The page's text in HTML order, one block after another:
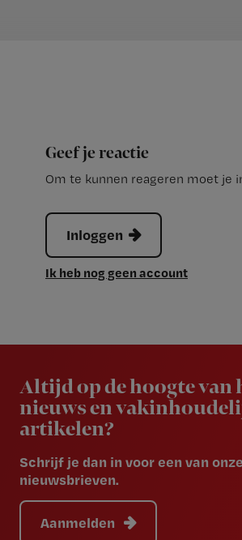
Geef je reactie
Om te kunnen reageren moet je
Inloggen
Ik heb nog geen account
Altijd op de hoogte van
nieuws en
artikelen?
Schrijf je dan in voor een van onze
nieuwsbrieven.
Aanmelden